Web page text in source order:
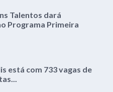
Talentos dará
Programa Primeira
está com 733 vagas de